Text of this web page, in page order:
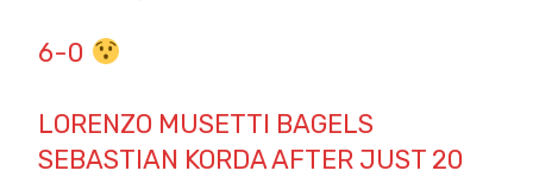
6-0
LORENZO MUSETTI BAGELS
SEBASTIAN KORDA AFTER JUST 20